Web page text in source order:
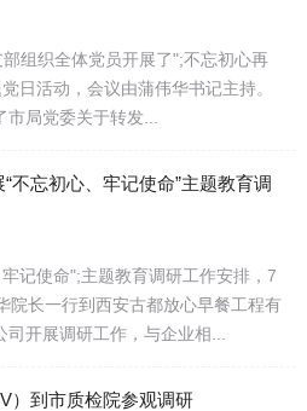
组织全体党员开展了";不忘初心再
日活动，会议由蒲伟华书记主持。
局党委关于转发...
不忘初心、牢记使命”主题教育调
记使命";主题教育调研工作安排，7
院长一行到西安古都放心早餐工程有
开展调研工作，与企业相...
）到市质检院参观调研